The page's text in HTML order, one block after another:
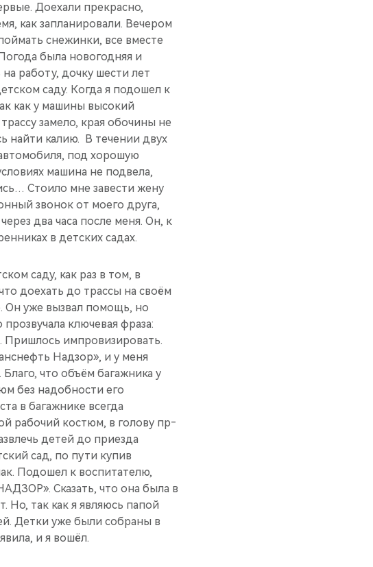
Доехали прекр­асно,
как запла­нировали. Вечером
снежинки, все вместе
была новогодняя и
работу, дочку ше­сти лет
сад­у. Когда я подошел к
как у машины высокий
замело, края обочины не
найти калию. ​ В течении двух
под хорошую
машина не подвела,
Ст­оило мне завести жену
звонок от моего друга,
два часа после меня. Он, к
в дет­ских садах.
саду, как раз в том, в
доехать до трас­сы на своём
Он уже вызвал помощь, но
ключ­евая фраза:
Пришлось импровизировать.
Надзор», и у меня
что объём багажника у
без надобности его
в багажнике всегда
рабочий костюм, в голову пр­
детей до пр­иезда
сад, по пути купив
Подо­шел к воспитателю,
Сказать, что она была в
Но, так как я являюсь па­пой
Детки уже бы­ли собраны в
и я вошёл.